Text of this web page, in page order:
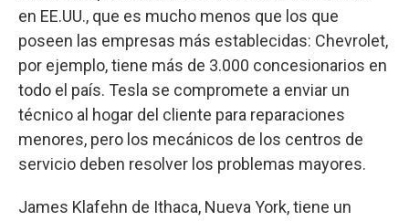
en EE.UU., que es mucho menos que los que
poseen las empresas más establecidas: Chevrolet,
por ejemplo, tiene más de 3.000 concesionarios en
todo el país. Tesla se compromete a enviar un
técnico al hogar del cliente para reparaciones
menores, pero los mecánicos de los centros de
servicio deben resolver los problemas mayores.
James Klafehn de Ithaca, Nueva York, tiene un